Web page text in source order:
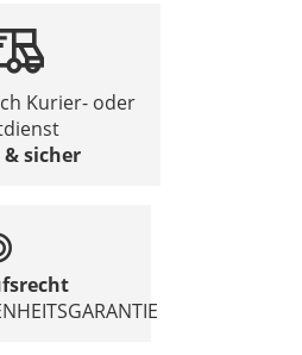
Kurier- oder
sicher